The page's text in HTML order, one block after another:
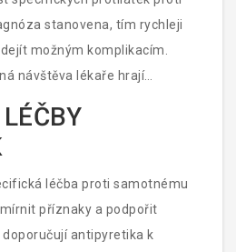
stanovena, tím rychleji
možným komplikacím.
návštěva lékaře hrají
léčba proti samotnému
příznaky a podpořit
antipyretika k